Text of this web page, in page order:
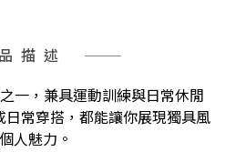
描述
一，兼具運動訓練與日常休閒
日常穿搭，都能讓你展現獨具風
人魅力。